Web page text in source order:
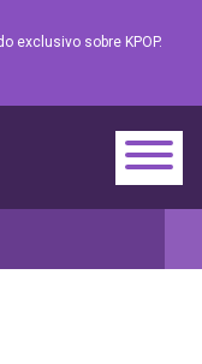
exclusivo sobre KPOP.